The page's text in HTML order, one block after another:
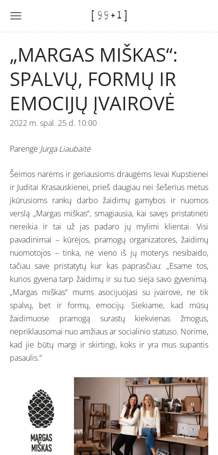
„MARGAS MIŠKAS“:
SPALVŲ, FORMŲ IR
EMOCIJŲ ĮVAIROVĖ
2022 m. spal. 25 d. 10:00
Parengė Jurga Liaubaitė
Šeimos narėms ir geriausioms draugėms Ievai Kupstienei
ir Juditai Krasauskienei, prieš daugiau nei šešerius metus
įkūrusioms rankų darbo žaidimų gamybos ir nuomos
verslą „Margas miškas“, smagiausia, kai savęs pristatinėti
nereikia ir tai už jas padaro jų mylimi klientai. Visi
pavadinimai – kūrėjos, pramogų organizatorės, žaidimų
nuomotojos – tinka, nė vieno iš jų moterys nesibaido,
tačiau save pristatytų kur kas paprasčiau: „Esame tos,
kurios gyvena tarp žaidimų ir su tuo sieja savo gyvenimą.
„Margas miškas“ mums asocijuojasi su įvairove, ne tik
spalvų, bet ir formų, emocijų. Siekiame, kad mūsų
žaidimuose pramogą surastų kiekvienas žmogus,
nepriklausomai nuo amžiaus ar socialinio statuso. Norime,
kad jie būtų margi ir skirtingi, koks ir yra mus supantis
pasaulis.“